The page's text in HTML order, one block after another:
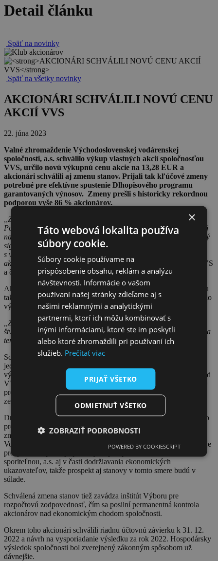
Detail článku
Späť na novinky
Späť na všetky novinky
AKCIONÁRI SCHVÁLILI NOVÚ CENU
AKCIÍ VVS
22. júna 2023
Valné zhromaždenie Východoslovenskej vodárenskej
spoločnosti, a.s. schválilo výkup vlastných akcií spoločnosťou
VVS, určilo novú výkupnú cenu akcie na 13,28 EUR a
akcionári schválili aj zmenu stanov. Prijali tak kľúčové zmeny
potrebné pre efektívne spustenie Dlhopisového programu
garantovaných výnosov. Zmeny prešli s historicky rekordnou
podporou vyše 86 % akcionárov.
,,Zmenu stanov sa podarilo dosiahnuť prvýkrát od roku 2003.
Podpora vyše 86 % ukazuje, že vznikol široký konsenzus malých aj
najväčších akcionárov, čo je po minulých obdobiach veľmi dôležitý
signál svedčiaci o dobrej komunikácii vedenia spoločnosti tak
s veľkými akcionármi, ako aj s malými, zastúpenými v Klube
akcionárov VVS,“povedal Daniel Kratky, člen predstavenstva VVS
a člen správnej rady Klubu akcionárov.
Akcie VVS nie sú obchodovateľné na kapitálovom trhu a ich cenu
tak neurčuje trh. Valné zhromaždenie tak ešte v roku 2006 stanovilo
výkupnú cenu akcií na 3,32 EUR za akciu.
,,Za 20 rokov však hodnota majetku spoločnosti stúpla
štvornásobne, a preto považujeme za správne a spravodlivé, aby sa
tento nárast prejavil aj na cene akcií,“vysvetľuje Kratky.
Schválením novej ceny akcií si tak akcionári otvorili cestu k
jednoduchému vstupu do Dlhopisového programu garantovaných
výnosov, ako i možnosť inkasovať každoročne atraktívny výnos od
VVS. Predúpis Dlhopisov Voda spieva I. tak začne 3. júla o 00:00
prostredníctvom internetového portáluwww.dlhopisyvvs.sk
zelenej dlhopisovej linky 0800 500 262.
Druhým kľúčovým bodom pre komfortnú realizáciu Dlhopisového
programu garantovaných výnosov bolo zosúladenie stanov so
zmenami v legislatíve a s prospektom emitenta k Dlhopisom VVS
Voda spieva I. Národná banka Slovenska v týchto dňoch posudzuje
prospekt dlhopisov pripravený v spolupráci so Slovenskou
sporiteľnou, a.s. aj v časti dodržiavania ekonomických
ukazovateľov, takže prospekt aj stanovy v tomto smere budú v
súlade.
Schválená zmena stanov tiež zavádza inštitút Výboru pre
rozpočtovú zodpovednosť, čím sa posilní permanentná kontrola
akcionárov nad ekonomickým chodom spoločnosti.
Okrem toho akcionári schválili riadnu účtovnú závierku k 31. 12.
2022 a návrh na vysporiadanie výsledku za rok 2022. Hospodársky
výsledok spoločnosti bol zverejnený zákonným spôsobom už
dávnejšie.
×
Táto webová lokalita používa
súbory cookie.
Súbory cookie používame na
prispôsobenie obsahu, reklám a analýzu
návštevnosti. Informácie o vašom
používaní našej stránky zdieľame aj s
našimi reklamnými a analytickými
partnermi, ktorí ich môžu kombinovať s
inými informáciami, ktoré ste im poskytli
alebo ktoré zhromaždili pri používaní ich
služieb. Prečítať viac
PRIJAŤ VŠETKO
ODMIETNUŤ VŠETKO
ZOBRAZIŤ PODROBNOSTI
POWERED BY COOKIESCRIPT